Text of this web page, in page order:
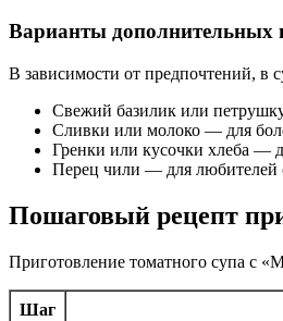
Варианты дополнительных
В зависимости от предпочтений, в
Свежий базилик или
Сливки или молоко — для
Гренки или кусочки хлеба —
Перец чили — для любителей
Пошаговый рецепт
Приготовление томатного супа с
Шаг